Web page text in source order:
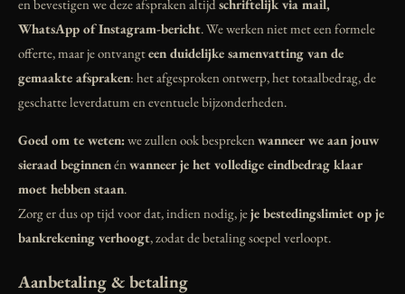
en bevestigen we deze afspraken altijdschriftelijk via mail,
WhatsApp of Instagram-bericht. We werken niet met een formele
offerte, maar je ontvangteen duidelijke samenvatting van de
gemaakte afspraken: het afgesproken ontwerp, het totaalbedrag, de
geschatte leverdatum en eventuele bijzonderheden.
Goed om te weten:we zullen ook besprekenwanneer we aan jouw
sieraad beginnenénwanneer je het volledige eindbedrag klaar
moet hebben staan.
Zorg er dus op tijd voor dat, indien nodig, jeje bestedingslimiet op je
bankrekening verhoogt, zodat de betaling soepel verloopt.
Aanbetaling & betaling